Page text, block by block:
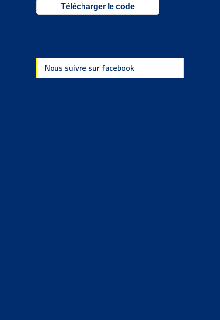
Télécharger le code
Nous suivre sur facebook